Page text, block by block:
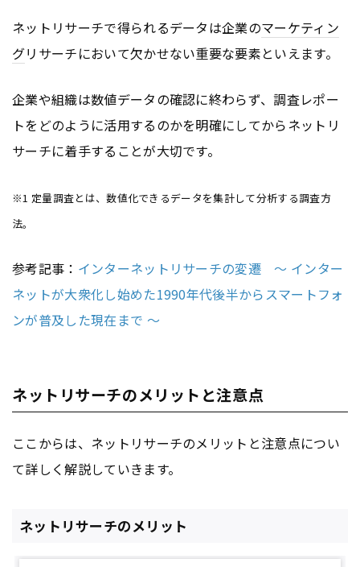
ネットリサーチで得られるデータは企業のマーケティン
グリサーチにおいて欠かせない重要な要素といえます。
企業や組織は数値データの確認に終わらず、調査レポー
トをどのように活用するのかを明確にしてからネットリ
サーチに着手することが大切です。
※1 定量調査とは、数値化できるデータを集計して分析する調査方
法。
参考記事： インターネットリサーチの変遷 ～ インター
ネットが大衆化し始めた1990年代後半からスマートフォ
ンが普及した現在まで ～
ネットリサーチのメリットと注意点
ここからは、ネットリサーチのメリットと注意点につい
て詳しく解説していきます。
ネットリサーチのメリット